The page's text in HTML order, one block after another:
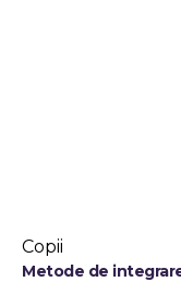
Copii
Metode de